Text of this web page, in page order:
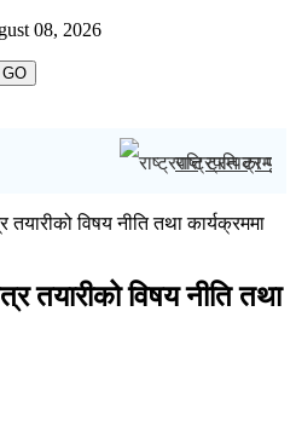
08, 2026
GO
राष्ट्रपति
विषय नीति तथा कार्यक्रममा
तयारीको विषय नीति तथा